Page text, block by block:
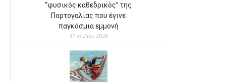
“φυσικός καθεδρικός” της
Πορτογαλίας που έγινε
παγκόσμια εμμονή
31 Ιουλίου 2026